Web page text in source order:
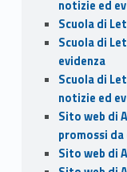
notizie ed
Scuola di
Scuola di
evidenza
Scuola di
notizie ed
Sito web di
promossi
Sito web di